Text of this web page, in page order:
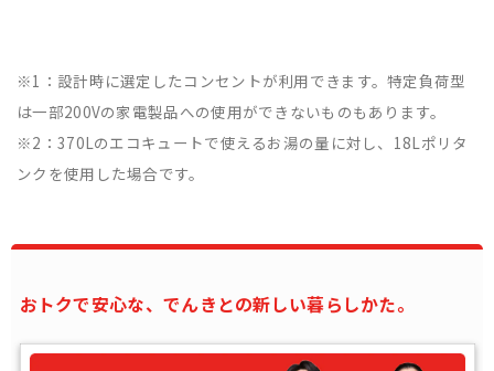
※1：設計時に選定したコンセントが利用できます。特定負荷型
は一部200Vの家電製品への使用ができないものもあります。
※2：370Lのエコキュートで使えるお湯の量に対し、18Lポリタ
ンクを使用した場合です。
おトクで安心な、でんきとの新しい暮らしかた。